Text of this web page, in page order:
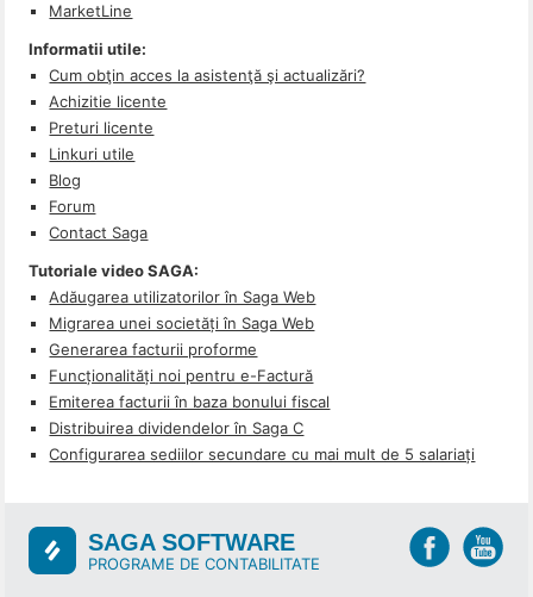
MarketLine
Informatii utile:
Cum obţin acces la asistenţă şi actualizări?
Achizitie licente
Preturi licente
Linkuri utile
Blog
Forum
Contact Saga
Tutoriale video SAGA:
Adăugarea utilizatorilor în Saga Web
Migrarea unei societăți în Saga Web
Generarea facturii proforme
Funcționalități noi pentru e-Factură
Emiterea facturii în baza bonului fiscal
Distribuirea dividendelor în Saga C
Configurarea sediilor secundare cu mai mult de 5 salariați
SAGA SOFTWARE
PROGRAME DE CONTABILITATE